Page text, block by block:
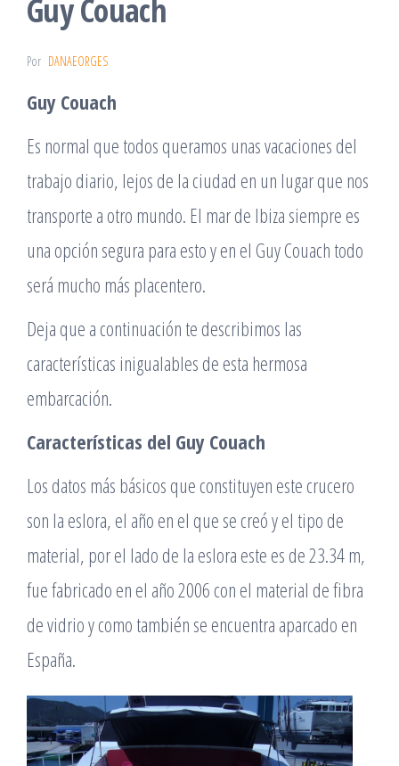
Guy Couach
Por DANAEORGES
Guy Couach
Es normal que todos queramos unas vacaciones del
trabajo diario, lejos de la ciudad en un lugar que nos
transporte a otro mundo. El mar de Ibiza siempre es
una opción segura para esto y en el Guy Couach todo
será mucho más placentero.
Deja que a continuación te describimos las
características inigualables de esta hermosa
embarcación.
Características del Guy Couach
Los datos más básicos que constituyen este crucero
son la eslora, el año en el que se creó y el tipo de
material, por el lado de la eslora este es de 23.34 m,
fue fabricado en el año 2006 con el material de fibra
de vidrio y como también se encuentra aparcado en
España.